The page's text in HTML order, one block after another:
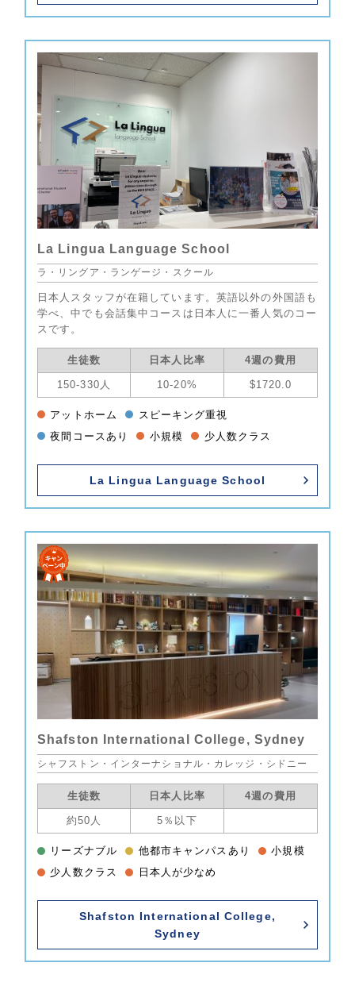
La Lingua Language School
ラ・リングア・ランゲージ・スクール
日本人スタッフが在籍しています。英語以外の外国語も
学べ、中でも会話集中コースは日本人に一番人気のコー
スです。
生徒数 日本人比率 4週の費用
150-330人 10-20% $1720.0
アットホーム
スピーキング重視
夜間コースあり
小規模 少人数クラス
La Lingua Language School
Shafston International College, Sydney
シャフストン・インターナショナル・カレッジ・シドニー
生徒数 日本人比率 4週の費用
約50人 5％以下
リーズナブル 他都市キャンパスあり
小規模
少人数クラス
日本人が少なめ
Shafston International College,
Sydney